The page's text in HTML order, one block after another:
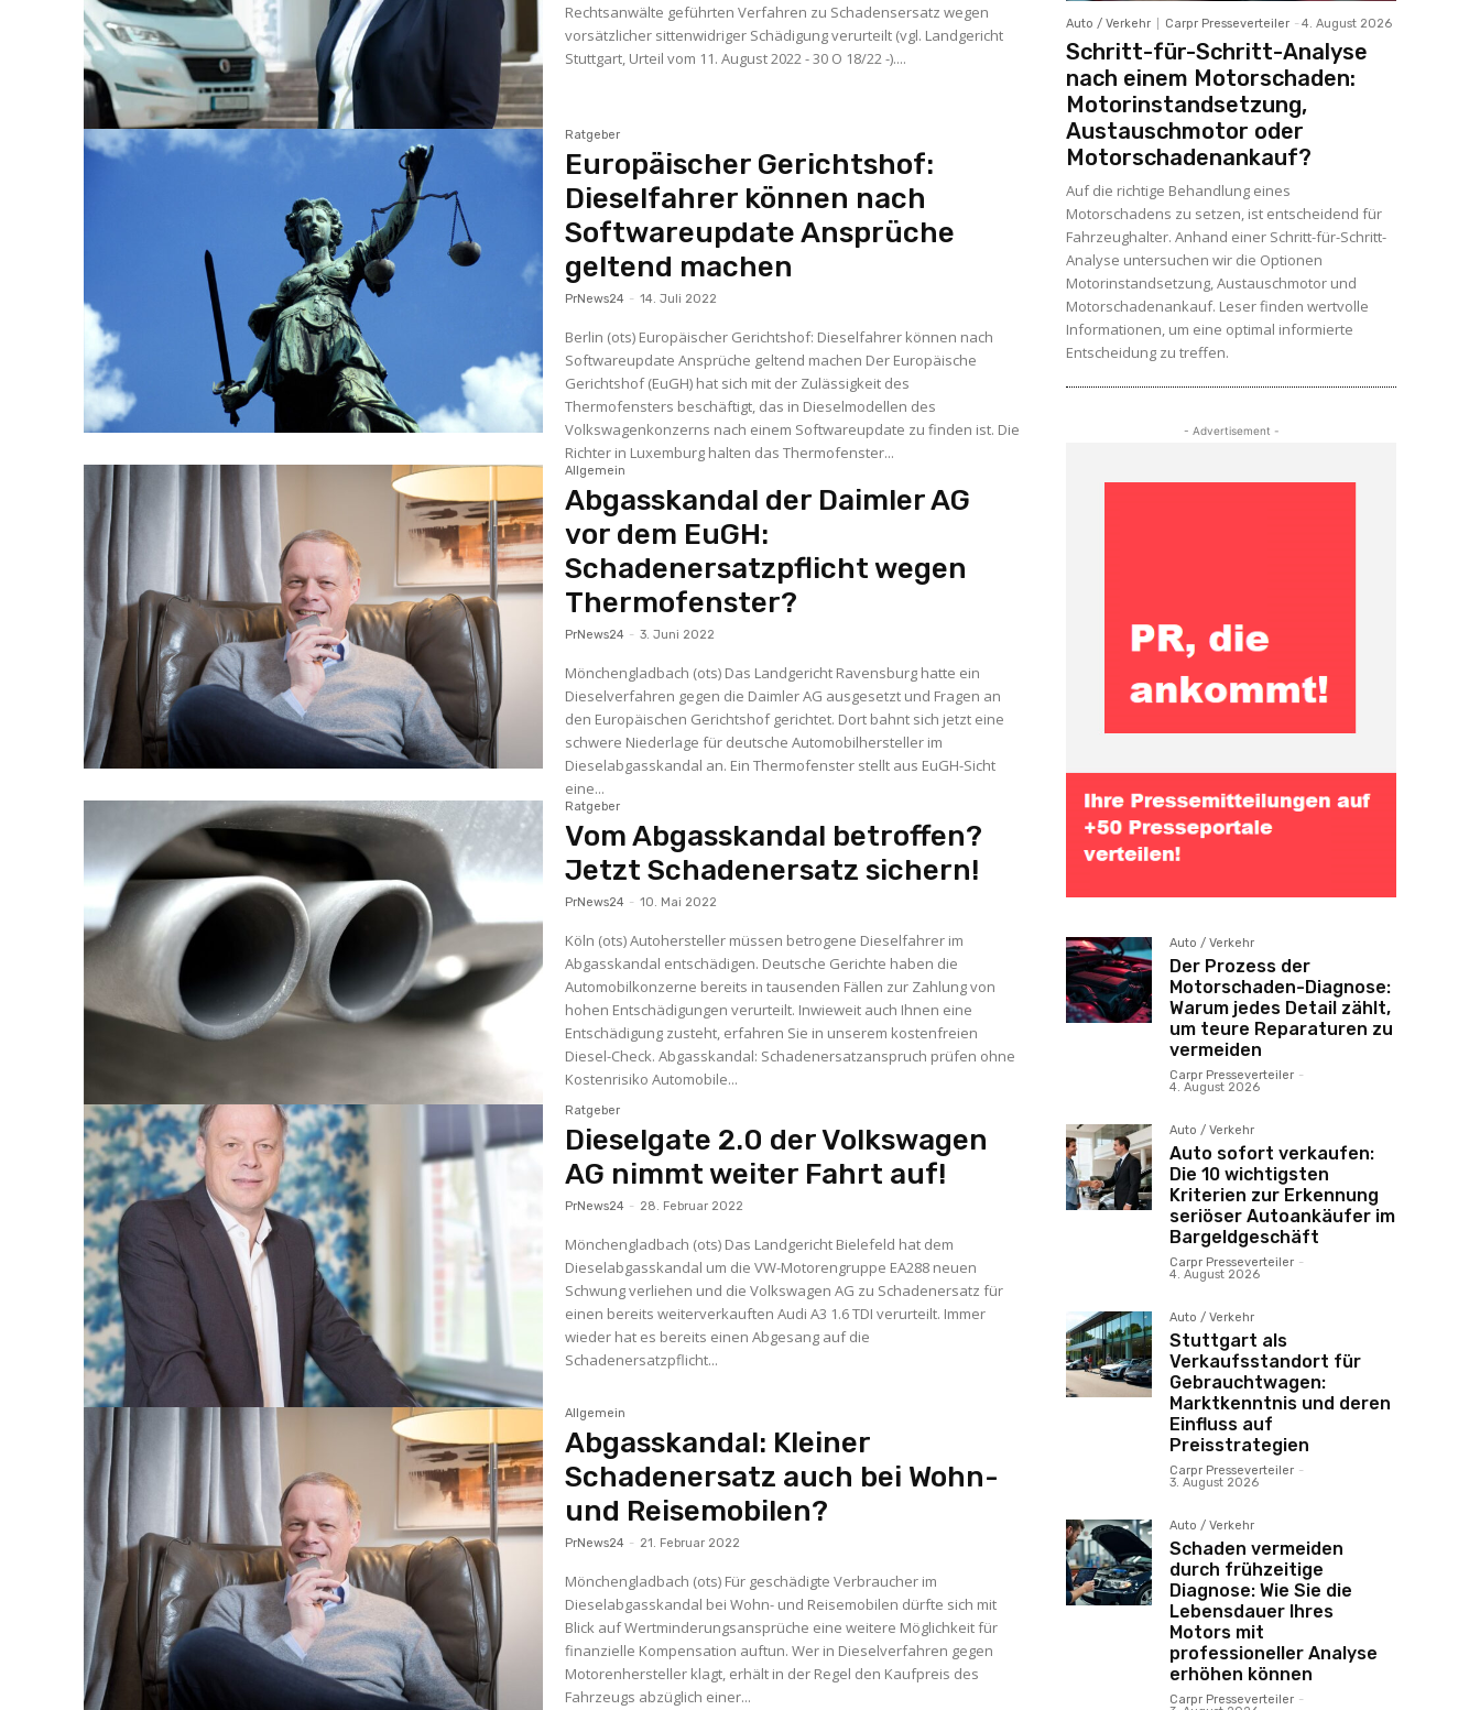
Rechtsanwälte geführten Verfahren zu Schadensersatz wegen
vorsätzlicher sittenwidriger Schädigung verurteilt (vgl. Landgericht
Stuttgart, Urteil vom 11. August 2022 - 30 O 18/22 -)....
Ratgeber
Europäischer Gerichtshof:
Dieselfahrer können nach
Softwareupdate Ansprüche
geltend machen
PrNews24 - 14. Juli 2022
Berlin (ots) Europäischer Gerichtshof: Dieselfahrer können nach
Softwareupdate Ansprüche geltend machen Der Europäische
Gerichtshof (EuGH) hat sich mit der Zulässigkeit des
Thermofensters beschäftigt, das in Dieselmodellen des
Volkswagenkonzerns nach einem Softwareupdate zu finden ist. Die
Richter in Luxemburg halten das Thermofenster...
Allgemein
Abgasskandal der Daimler AG
vor dem EuGH:
Schadenersatzpflicht wegen
Thermofenster?
PrNews24 - 3. Juni 2022
Mönchengladbach (ots) Das Landgericht Ravensburg hatte ein
Dieselverfahren gegen die Daimler AG ausgesetzt und Fragen an
den Europäischen Gerichtshof gerichtet. Dort bahnt sich jetzt eine
schwere Niederlage für deutsche Automobilhersteller im
Dieselabgasskandal an. Ein Thermofenster stellt aus EuGH-Sicht
eine...
Ratgeber
Vom Abgasskandal betroffen?
Jetzt Schadenersatz sichern!
PrNews24 - 10. Mai 2022
Köln (ots) Autohersteller müssen betrogene Dieselfahrer im
Abgasskandal entschädigen. Deutsche Gerichte haben die
Automobilkonzerne bereits in tausenden Fällen zur Zahlung von
hohen Entschädigungen verurteilt. Inwieweit auch Ihnen eine
Entschädigung zusteht, erfahren Sie in unserem kostenfreien
Diesel-Check. Abgasskandal: Schadenersatzanspruch prüfen ohne
Kostenrisiko Automobile...
Ratgeber
Dieselgate 2.0 der Volkswagen
AG nimmt weiter Fahrt auf!
PrNews24 - 28. Februar 2022
Mönchengladbach (ots) Das Landgericht Bielefeld hat dem
Dieselabgasskandal um die VW-Motorengruppe EA288 neuen
Schwung verliehen und die Volkswagen AG zu Schadenersatz für
einen bereits weiterverkauften Audi A3 1.6 TDI verurteilt. Immer
wieder hat es bereits einen Abgesang auf die
Schadenersatzpflicht...
Allgemein
Abgasskandal: Kleiner
Schadenersatz auch bei Wohn-
und Reisemobilen?
PrNews24 - 21. Februar 2022
Mönchengladbach (ots) Für geschädigte Verbraucher im
Dieselabgasskandal bei Wohn- und Reisemobilen dürfte sich mit
Blick auf Wertminderungsansprüche eine weitere Möglichkeit für
finanzielle Kompensation auftun. Wer in Dieselverfahren gegen
Motorenhersteller klagt, erhält in der Regel den Kaufpreis des
Fahrzeugs abzüglich einer...
Auto / Verkehr Carpr Presseverteiler - 4. August 2026
Schritt-für-Schritt-Analyse
nach einem Motorschaden:
Motorinstandsetzung,
Austauschmotor oder
Motorschadenankauf?
Auf die richtige Behandlung eines
Motorschadens zu setzen, ist entscheidend für
Fahrzeughalter. Anhand einer Schritt-für-Schritt-
Analyse untersuchen wir die Optionen
Motorinstandsetzung, Austauschmotor und
Motorschadenankauf. Leser finden wertvolle
Informationen, um eine optimal informierte
Entscheidung zu treffen.
- Advertisement -
Auto / Verkehr
Der Prozess der
Motorschaden-Diagnose:
Warum jedes Detail zählt,
um teure Reparaturen zu
vermeiden
Carpr Presseverteiler -
4. August 2026
Auto / Verkehr
Auto sofort verkaufen:
Die 10 wichtigsten
Kriterien zur Erkennung
seriöser Autoankäufer im
Bargeldgeschäft
Carpr Presseverteiler -
4. August 2026
Auto / Verkehr
Stuttgart als
Verkaufsstandort für
Gebrauchtwagen:
Marktkenntnis und deren
Einfluss auf
Preisstrategien
Carpr Presseverteiler -
3. August 2026
Auto / Verkehr
Schaden vermeiden
durch frühzeitige
Diagnose: Wie Sie die
Lebensdauer Ihres
Motors mit
professioneller Analyse
erhöhen können
Carpr Presseverteiler -